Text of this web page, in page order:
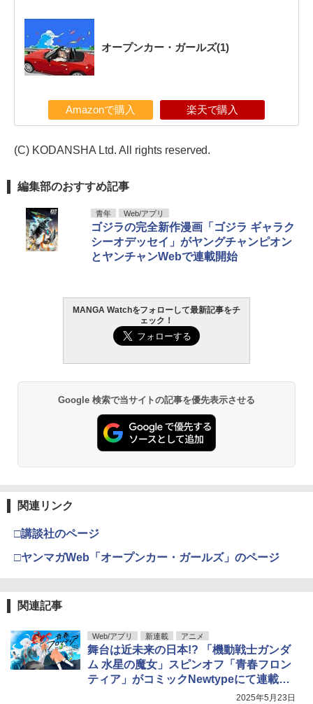
オープンカー・ガールズ(1)
Amazonで購入 楽天で購入
(C) KODANSHA Ltd. All rights reserved.
編集部のおすすめ記事
青年 Web/アプリ
ゴジラの完全新作漫画「ゴジラ ギャラク
シーオデッセイ」がヤングチャンピオン
とヤンチャンWebで連載開始
MANGA Watchをフォローして最新記事をチ
ェック！
Google 検索で当サイトの記事を優先表示させる
関連リンク
□講談社のページ
□ヤンマガWeb「オープンカー・ガールズ」のページ
関連記事
Web/アプリ 新連載 アニメ
舞台は近未来の日本!? 「機動戦士ガンダ
ム 水星の魔女」スピンオフ「青春フロン
ティア」がコミックNewtypeにて連載開
2025年5月23日